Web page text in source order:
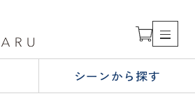
シーンから探す